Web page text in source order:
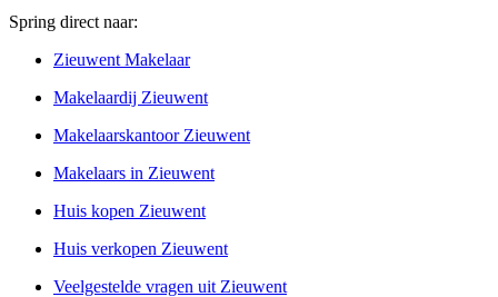
Spring direct naar:
Zieuwent Makelaar
Makelaardij Zieuwent
Makelaarskantoor Zieuwent
Makelaars in Zieuwent
Huis kopen Zieuwent
Huis verkopen Zieuwent
Veelgestelde vragen uit Zieuwent